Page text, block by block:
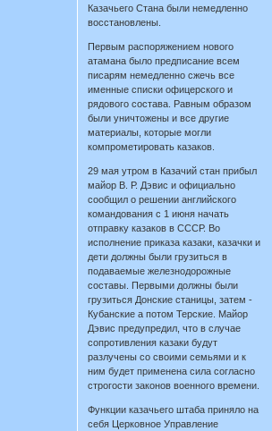
Казачьего Стана были немедленно
восстановлены.
Первым распоряжением нового
атамана было предписание всем
писарям немедленно сжечь все
именные списки офицерского и
рядового состава. Равным образом
были уничтожены и все другие
материалы, которые могли
компрометировать казаков.
29 мая утром в Казачий стан прибыл
майор В. Р. Дэвис и официально
сообщил о решении английского
командования с 1 июня начать
отправку казаков в СССР. Во
исполнение приказа казаки, казачки и
дети должны были грузиться в
подаваемые железнодорожные
составы. Первыми должны были
грузиться Донские станицы, затем -
Кубанские а потом Терские. Майор
Дэвис предупредил, что в случае
сопротивления казаки будут
разлучены со своими семьями и к
ним будет применена сила согласно
строгости законов военного времени.
Функции казачьего штаба приняло на
себя Церковное Управление